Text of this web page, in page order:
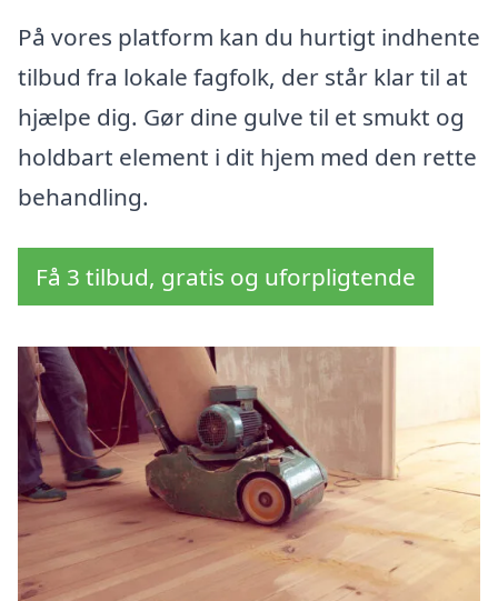
På vores platform kan du hurtigt indhente
tilbud fra lokale fagfolk, der står klar til at
hjælpe dig. Gør dine gulve til et smukt og
holdbart element i dit hjem med den rette
behandling.
Få 3 tilbud, gratis og uforpligtende